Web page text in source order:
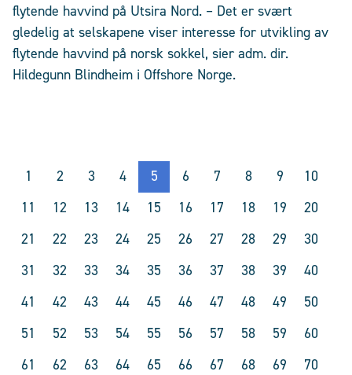
flytende havvind på Utsira Nord. – Det er svært
gledelig at selskapene viser interesse for utvikling av
flytende havvind på norsk sokkel, sier adm. dir.
Hildegunn Blindheim i Offshore Norge.
1 2 3 4 5 6 7 8 9
10
11
12 13 14 15 16 17 18 19
20
21
22 23 24 25 26 27 28 29
30
31
32 33 34 35 36 37 38 39
40
41
42 43 44 45 46 47 48 49
50
51
52 53 54 55 56 57 58 59
60
61
62 63 64 65 66 67 68 69
70